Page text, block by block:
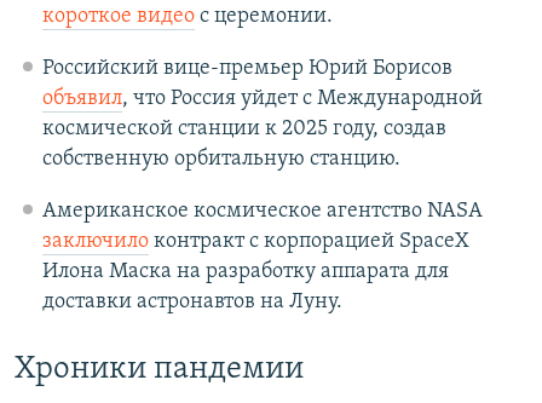
короткое видеос церемонии.
Российский вице-премьер Юрий Борисов
объявил, что Россия уйдет с Международной
космической станции к 2025 году, создав
собственную орбитальную станцию.
Американское космическое агентство NASA
заключилоконтракт с корпорацией SpaceX
Илона Маска на разработку аппарата для
доставки астронавтов на Луну.
Хроники пандемии